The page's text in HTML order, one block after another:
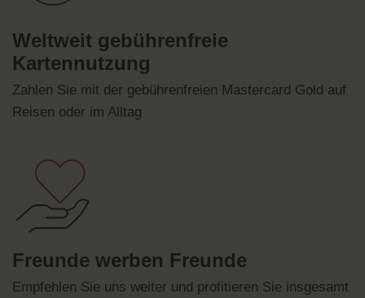
Weltweit gebührenfreie
Kartennutzung
Zahlen Sie mit der gebührenfreien Mastercard Gold auf
Reisen oder im Alltag
Freunde werben Freunde
Empfehlen Sie uns weiter und profitieren Sie insgesamt